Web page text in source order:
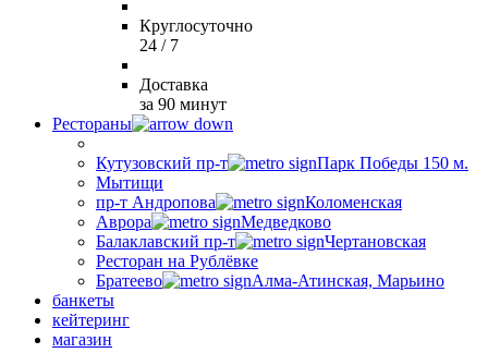
Круглосуточно
24 / 7
Доставка
за 90 минут
Рестораны
Кутузовский пр-т
Парк Победы 150 м.
Мытищи
пр-т Андропова
Коломенская
Аврора
Медведково
Балаклавский пр-т
Чертановская
Ресторан на Рублёвке
Братеево
Алма-Атинская, Марьино
банкеты
кейтеринг
магазин